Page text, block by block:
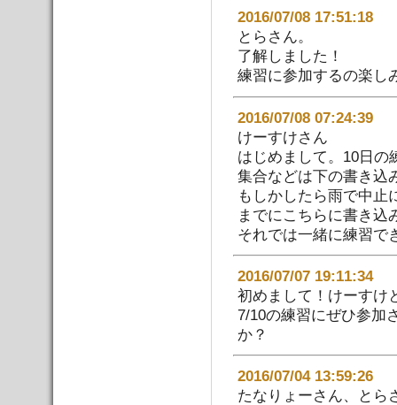
2016/07/08 17:51:18
とらさん。
了解しました！
練習に参加するの楽し
2016/07/08
けーすけさん
はじめまして。10日の
集合などは下の書き込
もしかしたら雨で中止
までにこちらに書き込
それでは一緒に練習で
2016/07/07 19:11:34
初めまして！けーすけ
7/10の練習にぜひ参加
か？
2016/07/04 13:59:26
たなりょーさん、とら